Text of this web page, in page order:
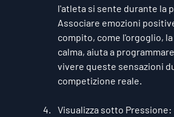
l'atleta si sente durante la
Associare emozioni
compito, come l'orgoglio,
calma, aiuta a
vivere queste sensazioni
competizione reale.
Visualizza sotto Pressione: